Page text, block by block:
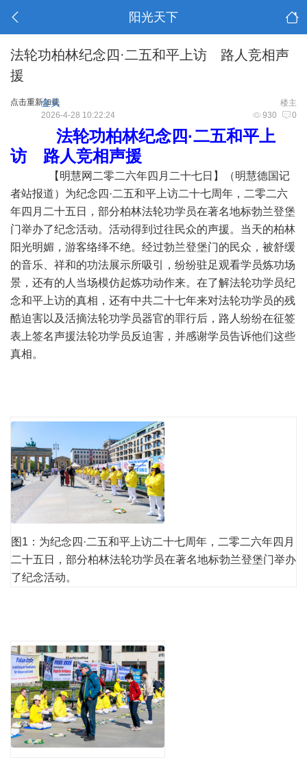
阳光天下
法轮功柏林纪念四·二五和平上访 路人竞相声
援
点击重新加载 楼主
金天
930 0
2026-4-28 10:22:24
法轮功柏林纪念四·二五和平上
访 路人竞相声援
【明慧网二零二六年四月二十七日】（明慧德国记
者站报道）为纪念四·二五和平上访二十七周年，二零二六
年四月二十五日，部分柏林法轮功学员在著名地标勃兰登堡
门举办了纪念活动。活动得到过往民众的声援。当天的柏林
阳光明媚，游客络绎不绝。经过勃兰登堡门的民众，被舒缓
的音乐、祥和的功法展示所吸引，纷纷驻足观看学员炼功场
景，还有的人当场模仿起炼功动作来。在了解法轮功学员纪
念和平上访的真相，还有中共二十七年来对法轮功学员的残
酷迫害以及活摘法轮功学员器官的罪行后，路人纷纷在征签
表上签名声援法轮功学员反迫害，并感谢学员告诉他们这些
真相。
图1：为纪念四·二五和平上访二十七周年，二零二六年四月
二十五日，部分柏林法轮功学员在著名地标勃兰登堡门举办
了纪念活动。